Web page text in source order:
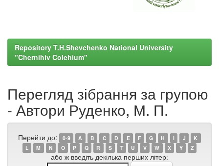
Repository T.H.Shevchenko National University
"Chernihiv Colehium"
Перегляд зібрання за групою
- Автори Руденко, М. П.
Перейти до: 0-9 A B C D E F G H I J
K
L
M N O P Q R S T U V W X Y Z
або ж введіть декілька перших літер: